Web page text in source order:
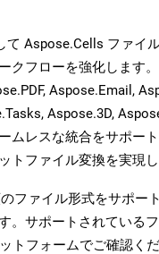
て Aspose.Cells ファイ
クフローを強化します
Aspose.Email,
Aspose.3D,
ムレスな統合をサポー
トファイル変換を実現し
ファイル形式をサポー
。サポートされている
トフォームでご確認くだ